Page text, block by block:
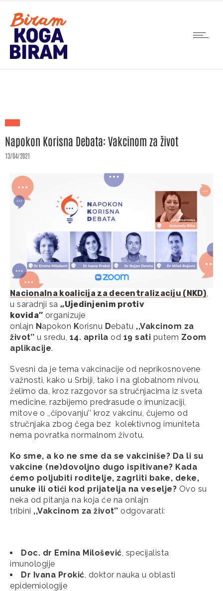
Napokon Korisna Debata: Vakcinom za život
13/04/2021
Nacionalna koalicija za decentralizaciju (NKD)
u saradnji sa ,,Ujedinjenim protiv
kovida’’ organizuje
onlajn Napokon Korisnu Debatu ,,Vakcinom za
život’’ u sredu, 14. aprila od 19 sati putem Zoom
aplikacije.
Svesni da je tema vakcinacije od neprikosnovene
važnosti, kako u Srbiji, tako i na globalnom nivou,
želimo da, kroz razgovor sa stručnjacima iz sveta
medicine, razbijemo predrasude o imunizaciji,
mitove o ,,čipovanju’’ kroz vakcinu, čujemo od
stručnjaka zbog čega bez kolektivnog imuniteta
nema povratka normalnom životu.
Ko sme, a ko ne sme da se vakciniše? Da li su
vakcine (ne)dovoljno dugo ispitivane? Kada
ćemo poljubiti roditelje, zagrliti bake, deke,
unuke ili otići kod prijatelja na veselje? Ovo su
neka od pitanja na koja će na onlajn
tribini ,,Vakcinom za život’’ odgovarati:
Doc. dr Emina Milošević , specijalista
imunologije
Dr Ivana Prokić , doktor nauka u oblasti
epidemiologije